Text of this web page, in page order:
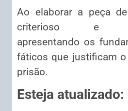
Ao elaborar a peça
criterioso e
apresentando os
fáticos que justificam o
prisão.
Esteja atualizado: